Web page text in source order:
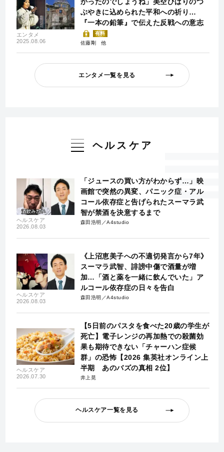
エンタメ
2025.08.06
ぶやきに込められた平和への祈り…
『一本の鉛筆』で伝えた反戦への意志
有料
佐藤剛
エンタメ一覧を見る
ヘルスケア
ヘルスケア
2026.08.03
「ジュースの買い方がわからず…」映
画館で突然の異変、パニック症・アル
コール依存症と告げられたスーマラ武
智が禁酒を決意するまで
森田浩明／A4studio
ヘルスケア
2026.08.03
《上沼恵美子への不適切発言から7年》
スーマラ武智、誹謗中傷で酒量が増
加…「酒と薬を一緒に飲んでいた」ア
ルコール依存症の日々を告白
森田浩明／A4studio
ヘルスケア
2026.07.30
【5日前のパスタを食べた20歳の学生が
死亡】電子レンジの再加熱での殺菌効
果も期待できない「チャーハン症候
群」の恐怖【2026 集英社オンライン上
半期 あのバズの真相 2位】
井上晃
ヘルスケア一覧を見る